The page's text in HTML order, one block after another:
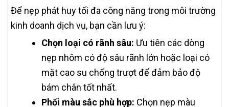
Để nẹp phát huy tối đa công năng trong môi trường
kinh doanh dịch vụ, bạn cần lưu ý:
Chọn loại có rãnh sâu: Ưu tiên các dòng
nẹp nhôm có độ sâu rãnh lớn hoặc loại có
mặt cao su chống trượt để đảm bảo độ
bám chân tốt nhất.
Phối màu sắc phù hợp: Chọn nẹp màu